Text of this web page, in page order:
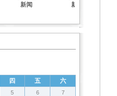
新闻
新闻
四 五 六
5 6
7